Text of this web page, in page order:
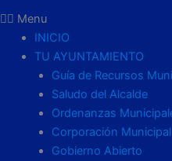
Menu
INICIO
TU AYUNTAMIENTO
Guía de Recursos
Saludo del Alcalde
Ordenanzas
Corporación
Gobierno Abierto